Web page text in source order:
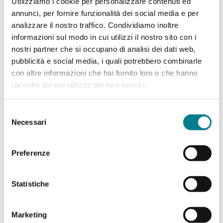
annunci, per fornire funzionalità dei social media e per
analizzare il nostro traffico. Condividiamo inoltre
informazioni sul modo in cui utilizzi il nostro sito con i
nostri partner che si occupano di analisi dei dati web,
pubblicità e social media, i quali potrebbero combinarle
con altre informazioni che hai fornito loro o che hanno
raccolto dal tuo utilizzo dei loro servizi.
delNecessari
Preferenze
Statistiche
Marketing
Links and downloads
Timetable and fares